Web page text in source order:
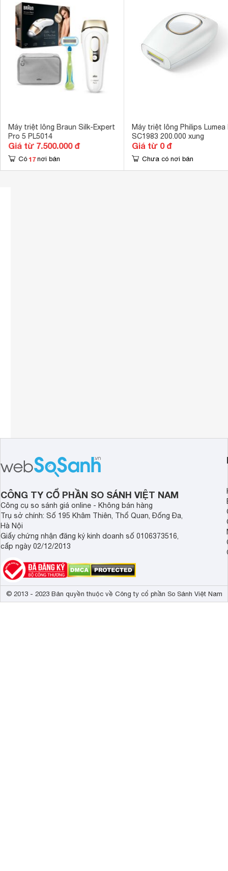
Máy triệt lông Braun Silk-Expert
Pro 5 PL5014
Giá từ 7.500.000 đ
Có 17 nơi bán
Máy triệt lông Philips Lumea
SC1983 200.000 xung
Giá từ 0 đ
Chưa có nơi bán
CÔNG TY CỔ PHẦN SO SÁNH VIỆT NAM
Công cụ so sánh giá online - Không bán hàng
Trụ sở chính: Số 195 Khâm Thiên, Thổ Quan, Đống Đa,
Hà Nội
Giấy chứng nhận đăng ký kinh doanh số 0106373516,
cấp ngày 02/12/2013
© 2013 - 2023 Bản quyền thuộc về Công ty cổ phần So Sánh Việt Nam